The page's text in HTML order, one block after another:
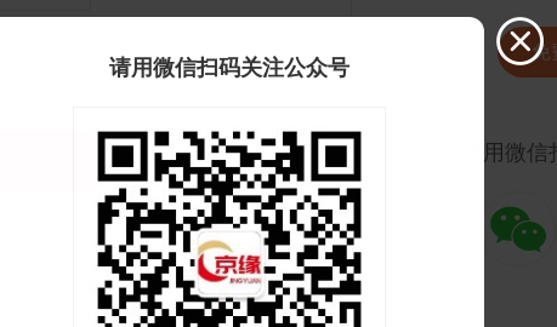
免
使用微信


请用微信扫码关注公众号